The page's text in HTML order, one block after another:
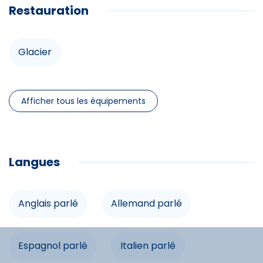
Restauration
Glacier
Afficher tous les équipements
Lit double
Balcon
Commodités
Langues
Anglais parlé Allemand parlé
Espagnol parlé Italien parlé